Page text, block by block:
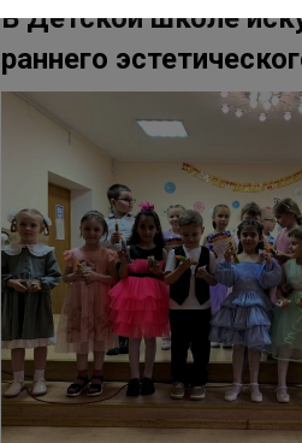
В Детской школе
раннего